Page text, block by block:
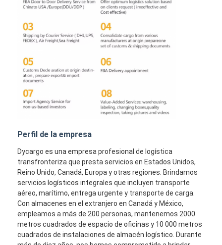
Perfil de la empresa
Dycargo es una empresa profesional de logística
transfronteriza que presta servicios en Estados Unidos,
Reino Unido, Canadá, Europa y otras regiones. Brindamos
servicios logísticos integrales que incluyen transporte
aéreo, marítimo, entrega urgente y transporte de carga.
Con almacenes en el extranjero en Canadá y México,
empleamos a más de 200 personas, mantenemos 2000
metros cuadrados de espacio de oficinas y 10 000 metros
cuadrados de instalaciones de almacén logístico. Durante